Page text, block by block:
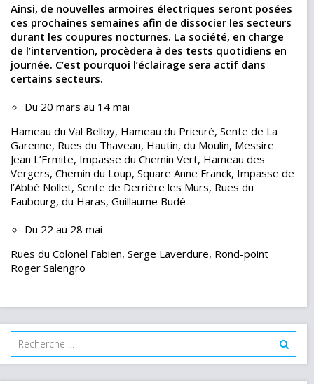
Ainsi, de nouvelles armoires électriques seront posées
ces prochaines semaines afin de dissocier les secteurs
durant les coupures nocturnes. La société, en charge
de l’intervention, procèdera à des tests quotidiens en
journée. C’est pourquoi l’éclairage sera actif dans
certains secteurs.
Du 20 mars au 14 mai
Hameau du Val Belloy, Hameau du Prieuré, Sente de La
Garenne, Rues du Thaveau, Hautin, du Moulin, Messire
Jean L’Ermite, Impasse du Chemin Vert, Hameau des
Vergers, Chemin du Loup, Square Anne Franck, Impasse de
l’Abbé Nollet, Sente de Derrière les Murs, Rues du
Faubourg, du Haras, Guillaume Budé
Du 22 au 28 mai
Rues du Colonel Fabien, Serge Laverdure, Rond-point
Roger Salengro